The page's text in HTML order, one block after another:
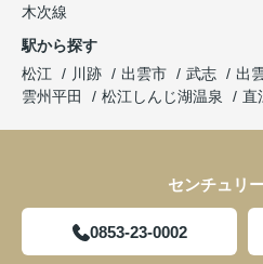
木次線
駅から探す
松江
川跡 出雲市 武志
出
雲州平田
松江しんじ湖温泉 直
センチュリ
0853-23-0002